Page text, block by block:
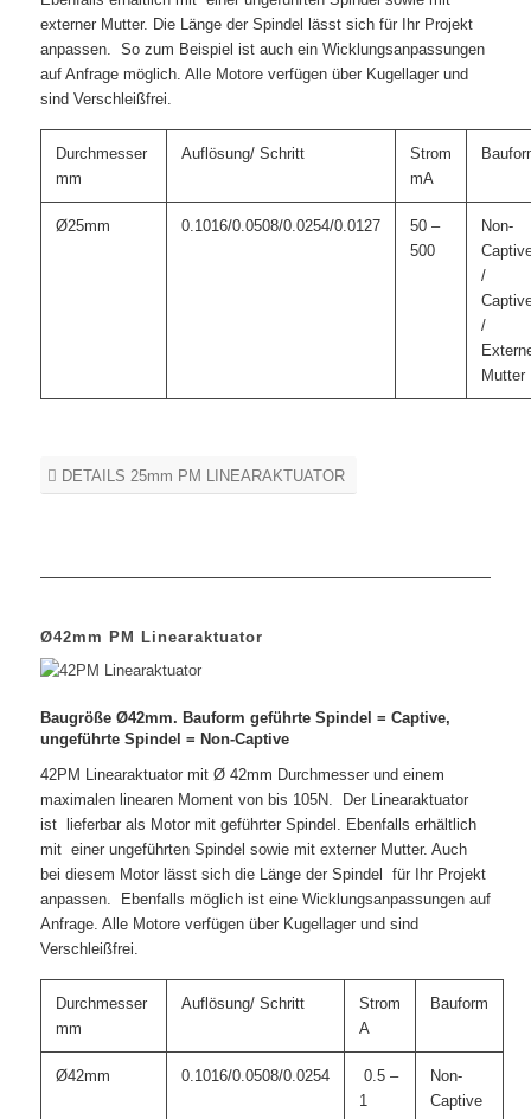
externer Mutter. Die Länge der Spindel lässt sich für Ihr Projekt
anpassen. So zum Beispiel ist auch ein Wicklungsanpassungen
auf Anfrage möglich. Alle Motore verfügen über Kugellager und
sind Verschleißfrei.
Durchmesser
mm
Auflösung/ Schritt
Strom
mA
Ø25mm 0.1016/0.0508/0.0254/0.0127
50 –
500
Non-
/
/
Mutter
DETAILS 25mm PM LINEARAKTUATOR
Ø42mm PM Linearaktuator
Baugröße Ø42mm. Bauform geführte Spindel = Captive,
ungeführte Spindel = Non-Captive
42PM Linearaktuator mit Ø 42mm Durchmesser und einem
maximalen linearen Moment von bis 105N. Der Linearaktuator
ist lieferbar als Motor mit geführter Spindel. Ebenfalls erhältlich
mit einer ungeführten Spindel sowie mit externer Mutter. Auch
bei diesem Motor lässt sich die Länge der Spindel für Ihr Projekt
anpassen. Ebenfalls möglich ist eine Wicklungsanpassungen auf
Anfrage. Alle Motore verfügen über Kugellager und sind
Verschleißfrei.
Durchmesser
mm
Auflösung/ Schritt
Strom
A
Bauform
Ø42mm 0.1016/0.0508/0.0254
0.5 –
1
Non-
Captive